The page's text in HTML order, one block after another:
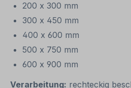
200 x 300 mm
300 x 450 mm
400 x 600 mm
500 x 750 mm
600 x 900 mm
Verarbeitung: rechteckig